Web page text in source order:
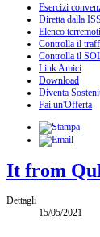
Esercizi
Diretta dalla ISS
Elenco
Controlla il
Controlla il
Link Amici
Download
Diventa
Fai un'Offerta
It from
Dettagli
15/05/2021